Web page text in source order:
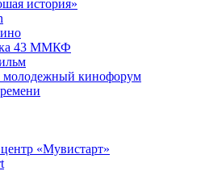
история»
43 ММКФ
молодежный кинофорум
«Мувистарт»